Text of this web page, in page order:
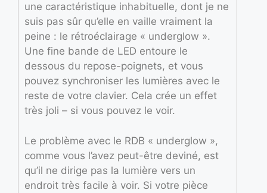
une caractéristique inhabituelle, dont je ne
suis pas sûr qu’elle en vaille vraiment la
peine : le rétroéclairage « underglow ».
Une fine bande de LED entoure le
dessous du repose-poignets, et vous
pouvez synchroniser les lumières avec le
reste de votre clavier. Cela crée un effet
très joli – si vous pouvez le voir.
Le problème avec le RDB « underglow »,
comme vous l’avez peut-être deviné, est
qu’il ne dirige pas la lumière vers un
endroit très facile à voir. Si votre pièce